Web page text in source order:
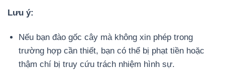
Lưu ý:
Nếu bạn đào gốc cây mà không xin phép trong
trường hợp cần thiết, bạn có thể bị phạt tiền hoặc
thậm chí bị truy cứu trách nhiệm hình sự.